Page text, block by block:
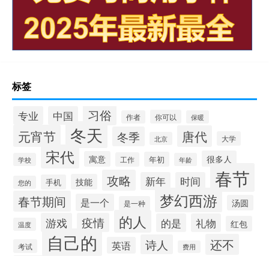
标签
专业 中国 习俗 作者 你可以 保暖
元宵节 冬天 冬季 北京 唐代 大学
学校 宋代 寓意 工作 年初 年龄 很多人
您的 手机 技能 攻略 新年 时间 春节
春节期间 是一个 是一种 梦幻西游 汤圆
温度 游戏 疫情 的人 的是 礼物 红包
考试 自己的 英语 诗人 费用 还不